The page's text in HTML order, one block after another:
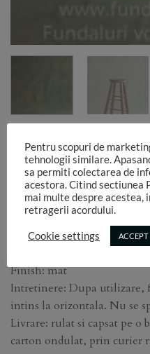
769,99leifor 1 pcs.
Dimensiune: lungime 3 m
Tip fundal: vopsit manual
Material: canvas ( bumbac
Finish: mat
Intretinere: Dupa utilizare,
intins la orizontala. Nu se
Livrare: rulat si capsat pe o
carton ondulat, prin curier
Pentru scopuri de
tehnologii similare.
sa permiti colectarea de
acestora. Citind sectiunea
mai multe despre
retragerii acordului.
Cookie settings ACCEPT